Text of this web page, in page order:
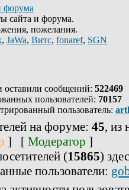
форума
сайта и форума.
пожелания.
, JaWa, Витс, fonaref, SGN
оставили сообщений: 522469
пользователей: 70157
пользователь:
на форуме: 45, из
] [ Модератор ]
(15865)
пользователи: